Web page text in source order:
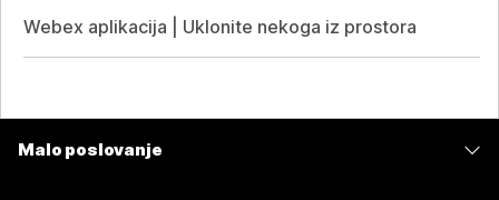
Webex aplikacija | Uklonite nekoga iz prostora
Malo poslovanje